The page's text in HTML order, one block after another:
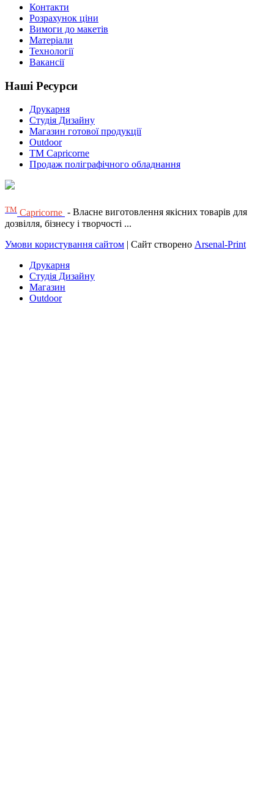
Контакти
Розрахунок ціни
Вимоги до макетів
Матеріали
Технології
Вакансії
Наші Ресурси
Друкарня
Студія Дизайну
Магазин готової продукції
Outdoor
TM Capricorne
Продаж поліграфічного обладнання
ТМ Capricorne - Власне виготовлення якісних товарів для
дозвілля, бізнесу і творчості ...
Умови користування сайтом | Сайт створено Arsenal-Print
Друкарня
Студія Дизайну
Магазин
Outdoor